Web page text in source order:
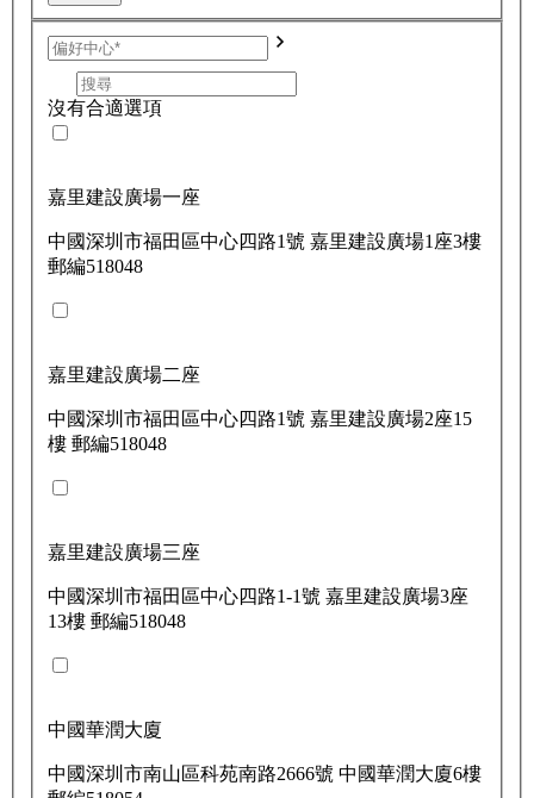
沒有合適選項
嘉里建設廣場一座
中國深圳市福田區中心四路1號 嘉里建設廣場1座3樓
郵編518048
嘉里建設廣場二座
中國深圳市福田區中心四路1號 嘉里建設廣場2座15
樓 郵編518048
嘉里建設廣場三座
中國深圳市福田區中心四路1-1號 嘉里建設廣場3座
13樓 郵編518048
中國華潤大廈
中國深圳市南山區科苑南路2666號 中國華潤大廈6樓